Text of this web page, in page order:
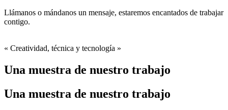
Llámanos o mándanos un mensaje, estaremos encantados de trabajar
contigo.
« Creatividad, técnica y tecnología »
Una muestra de nuestro trabajo
Una muestra de nuestro trabajo